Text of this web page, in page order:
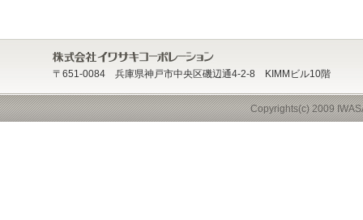
〒651-0084 兵庫県神戸市中央区磯辺通4-2-8 KIMMビル10階
Copyrights(c) 2009